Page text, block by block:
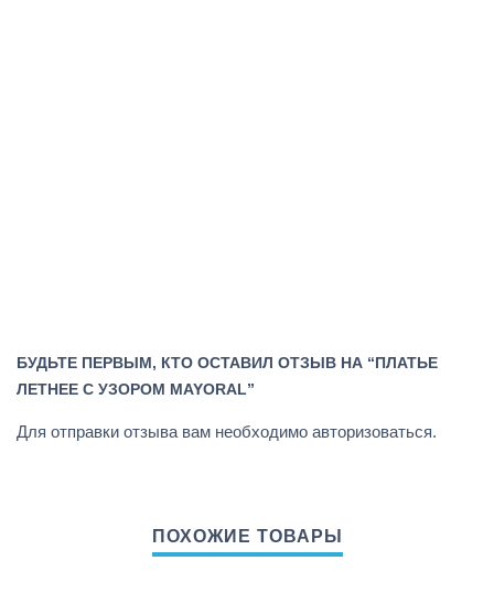
БУДЬТЕ ПЕРВЫМ, КТО ОСТАВИЛ ОТЗЫВ НА “ПЛАТЬЕ
ЛЕТНЕЕ С УЗОРОМ MAYORAL”
Для отправки отзыва вам необходимо авторизоваться.
ПОХОЖИЕ ТОВАРЫ